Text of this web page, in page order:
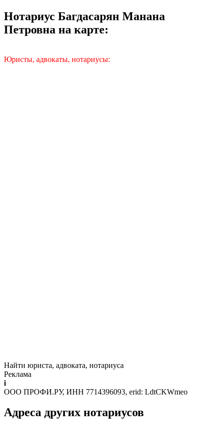
Нотариус Багдасарян Манана
Петровна на карте:
Юристы, адвокаты, нотариусы:
Найти юриста, адвоката, нотариуса
Реклама
i
ООО ПРОФИ.РУ, ИНН 7714396093, erid: LdtCKWmeo
Адреса других нотариусов